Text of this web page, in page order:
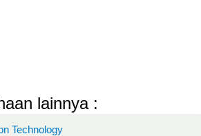
lainnya :
Technology